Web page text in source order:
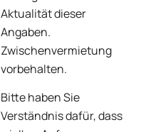
Aktualität dieser
Angaben.
Zwischenvermietung
vorbehalten.
Bitte haben Sie
Verständnis dafür, dass